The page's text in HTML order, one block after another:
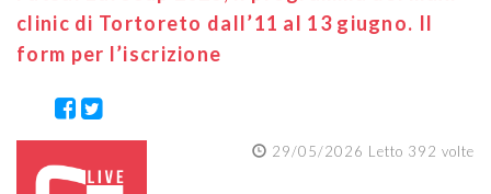
clinic di Tortoreto dall’11 al 13 giugno. Il
form per l’iscrizione
29/05/2026 Letto 392 volte